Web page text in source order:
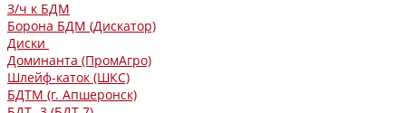
З/ч к БДМ
Борона БДМ (Дискатор)
Диски
Доминанта (ПромАгро)
Шлейф-каток (ШКС)
БДТМ (г. Апшеронск)